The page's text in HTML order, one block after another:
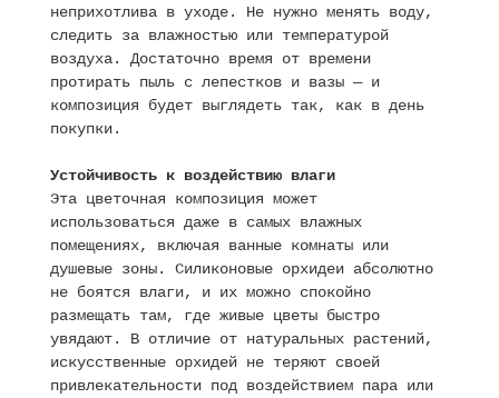
неприхотлива в уходе. Не нужно менять воду,
следить за влажностью или температурой
воздуха. Достаточно время от времени
протирать пыль с лепестков и вазы — и
композиция будет выглядеть так, как в день
покупки.
Устойчивость к воздействию влаги
Эта цветочная композиция может
использоваться даже в самых влажных
помещениях, включая ванные комнаты или
душевые зоны. Силиконовые орхидеи абсолютно
не боятся влаги, и их можно спокойно
размещать там, где живые цветы быстро
увядают. В отличие от натуральных растений,
искусственные орхидей не теряют своей
привлекательности под воздействием пара или